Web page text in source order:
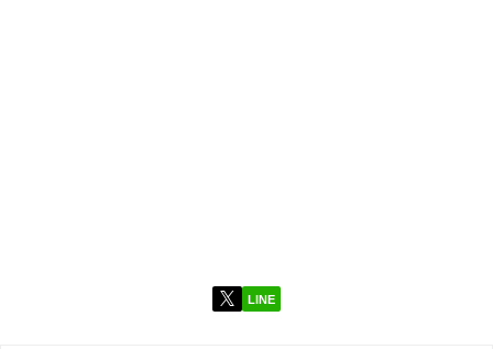
LINE